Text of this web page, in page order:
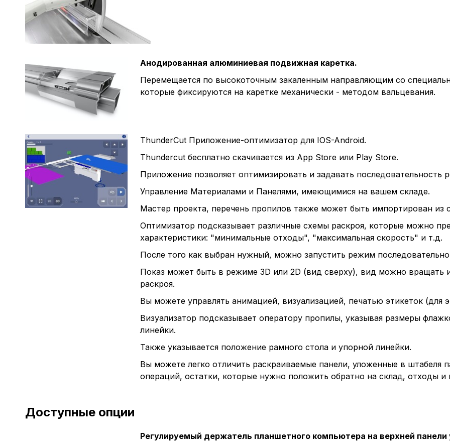
Анодированная алюминиевая подвижная каретка.
Перемещается по высокоточным закаленным направляющим со
которые фиксируются на каретке механически - методом вальцевания.
ThunderCut Приложение-оптимизатор для IOS-Android.
Thundercut бесплатно скачивается из App Store или Play Store.
Приложение позволяет оптимизировать и задавать последовательность
Управление Материалами и Панелями, имеющимися на вашем складе.
Мастер проекта, перечень пропилов также может быть импортирован из
Оптимизатор подсказывает различные схемы раскроя, которые можно
характеристики: "минимальные отходы", "максимальная скорость" и т.д.
После того как выбран нужный, можно запустить режим
Показ может быть в режиме 3D или 2D (вид сверху), вид можно вращать
раскроя.
Вы можете управлять анимацией, визуализацией, печатью этикеток (для
Визуализатор подсказывает оператору пропилы, указывая размеры
линейки.
Также указывается положение рамного стола и упорной линейки.
Вы можете легко отличить раскраиваемые панели, уложенные в штабеля
операций, остатки, которые нужно положить обратно на склад, отходы
Доступные опции
Регулируемый держатель планшетного компьютера на верхней панели
Сохранить